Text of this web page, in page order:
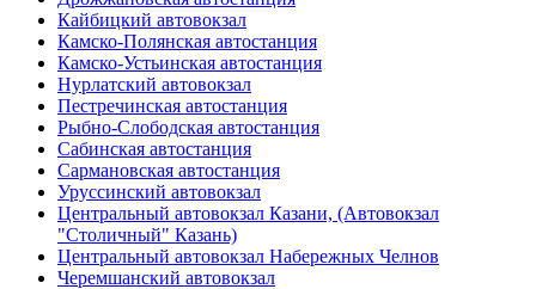
Кайбицкий автовокзал
Камско-Полянская автостанция
Камско-Устьинская автостанция
Нурлатский автовокзал
Пестречинская автостанция
Рыбно-Слободская автостанция
Сабинская автостанция
Сармановская автостанция
Уруссинский автовокзал
Центральный автовокзал Казани, (Автовокзал
"Столичный" Казань)
Центральный автовокзал Набережных Челнов
Черемшанский автовокзал